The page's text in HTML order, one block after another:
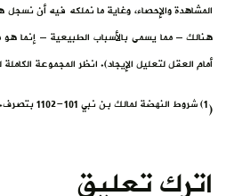
المشاهدة والإحصاء، وغاية ما نملكه فيه أن
هنالك – مما يسمى بالأسباب الطبيعية – إنما
أمام العقل لتعليل الإيجاد). انظر المجموعة الكاملة للعقاد م/7
(1) شروط النهضة لمالك بن نبي 101-1102 بتصرف.